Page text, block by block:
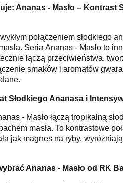
Ananas - Masło – Kontrast
połączeniem słodkiego
Seria Ananas - Masło to
łączą przeciwieństwa,
smaków i aromatów
Słodkiego Ananasa i
- Masło łączą tropikalną
masła. To kontrastowe
jak magnes na ryby,
Ananas - Masło od RK